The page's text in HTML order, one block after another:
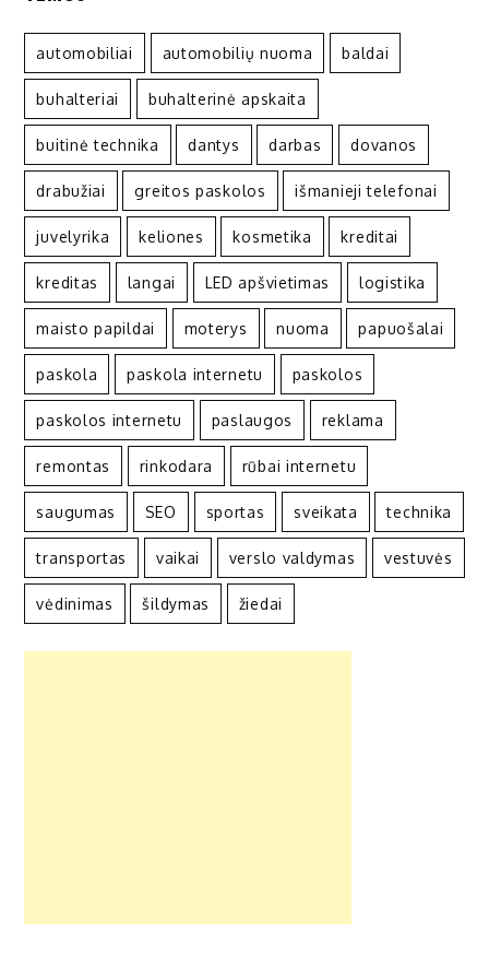
automobiliai automobilių nuoma baldai
buhalteriai buhalterinė apskaita
buitinė technika dantys darbas dovanos
drabužiai greitos paskolos išmanieji telefonai
juvelyrika keliones kosmetika kreditai
kreditas langai LED apšvietimas logistika
maisto papildai moterys nuoma papuošalai
paskola paskola internetu paskolos
paskolos internetu paslaugos reklama
remontas rinkodara rūbai internetu
saugumas SEO sportas sveikata technika
transportas vaikai verslo valdymas vestuvės
vėdinimas šildymas žiedai